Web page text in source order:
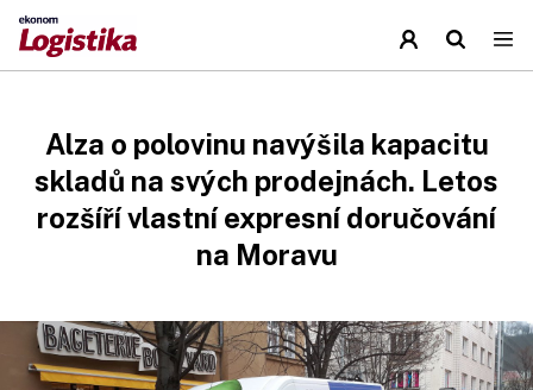
Alza o polovinu navýšila kapacitu
skladů na svých prodejnách. Letos
rozšíří vlastní expresní doručování
na Moravu